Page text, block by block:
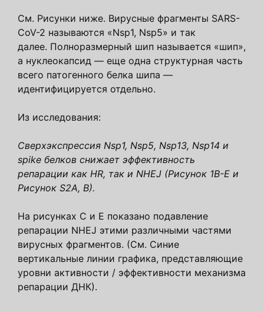
См. Рисунки ниже. Вирусные фрагменты SARS-
CoV-2 называются «Nsp1, Nsp5» и так
далее. Полноразмерный шип называется «шип»,
а нуклеокапсид — еще одна структурная часть
всего патогенного белка шипа —
идентифицируется отдельно.
Из исследования:
Сверхэкспрессия Nsp1, Nsp5, Nsp13, Nsp14 и
spike белков снижает эффективность
репарации как HR, так и NHEJ (Рисунок 1B-E и
Рисунок S2A, B).
На рисунках C и E показано подавление
репарации NHEJ этими различными частями
вирусных фрагментов. (См. Синие
вертикальные линии графика, представляющие
уровни активности / эффективности механизма
репарации ДНК).